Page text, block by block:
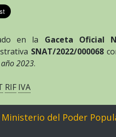
en la Gaceta Oficial
SNAT/2022/000068
2023.
RIF IVA
Ministerio del Poder